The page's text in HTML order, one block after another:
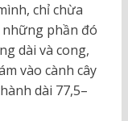
chỉ chừa
phần đó
dài và cong,
vào cành cây
dài 77,5–